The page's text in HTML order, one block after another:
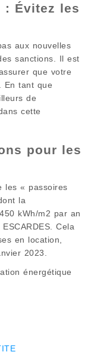
: Évitez les
aux nouvelles
sanctions. Il est
que votre
En tant que
de
cette
pour les
les « passoires
la
kWh/m2 par an
Cela
en location,
2023.
énergétique